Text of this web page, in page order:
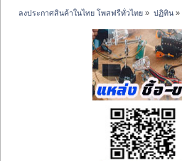
ลงประกาศสินค้าในไทย โพสฟรีทั่วไทย » ปฏิทิน»